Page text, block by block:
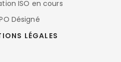
ISO en cours
Désigné
LÉGALES